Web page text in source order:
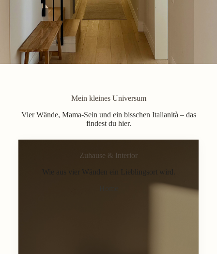
Mein kleines Universum
Vier Wände, Mama-Sein und ein bisschen Italianità – das
findest du hier.
Zuhause & Interior
Wie aus vier Wänden ein Lieblingsort wird.